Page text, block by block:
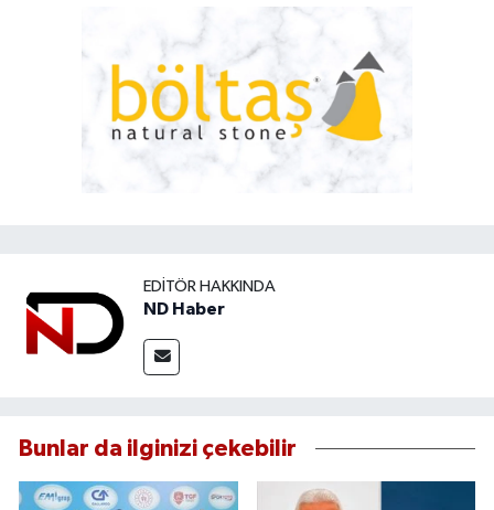
EDITÖR HAKKINDA
ND Haber
Bunlar da ilginizi çekebilir